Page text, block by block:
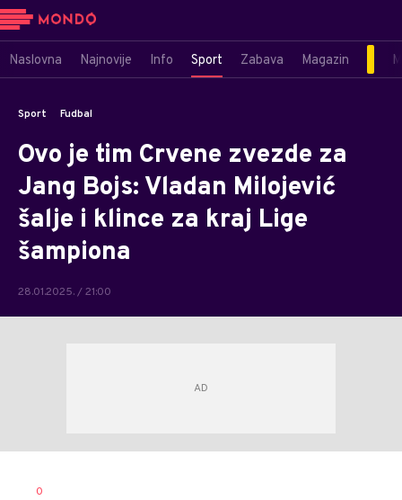
Naslovna Najnovije Info Sport Zabava Magazin
Sport Fudbal
Ovo je tim Crvene zvezde za
Jang Bojs: Vladan Milojević
šalje i klince za kraj Lige
šampiona
28.01.2025. / 21:00
AUTOR
0